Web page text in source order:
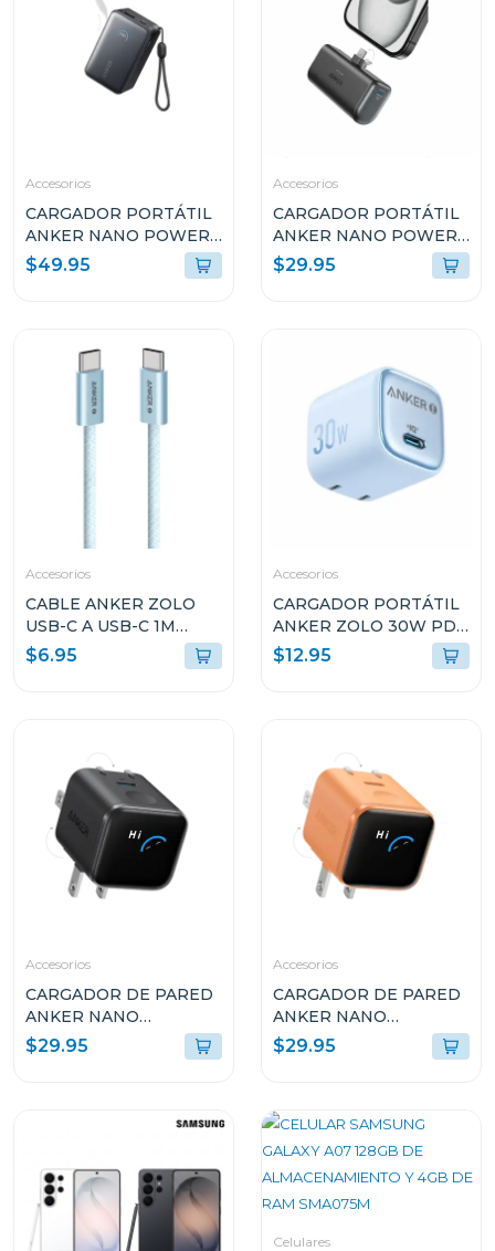
Accesorios
CARGADOR PORTÁTIL
ANKER NANO POWER
BANK 45W 10k USB-C
A1638H11
$49.95
Accesorios
CARGADOR PORTÁTIL
ANKER NANO POWER
BANK 22.5W USB-C
A1653H11
$29.95
Accesorios
CABLE ANKER ZOLO
USB-C A USB-C 1M
240W AZUL A8060H31
$6.95
Accesorios
CARGADOR PORTÁTIL
ANKER ZOLO 30W PD
3.0 CELESTE A2698J31
$12.95
Accesorios
CARGADOR DE PARED
ANKER NANO
CHARGER 45W CON
SMART DISPLAY USB-C
$29.95
Accesorios
CARGADOR DE PARED
ANKER NANO
CHARGER 45W CON
SMART DISPLAY USB-C
$29.95
Celulares